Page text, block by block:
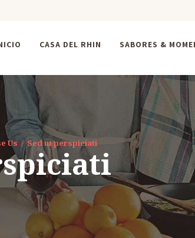
CASA DEL RHIN SABORES &
Us Sed ut perspiciati